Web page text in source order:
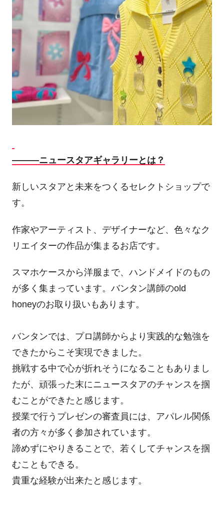
―――ニュースタアギャラリーとは？
新しいスタアと未来をつくるセレクトショップで
す。
作家やアーティスト、デザイナーなど、色々なク
リエイターの作品が集まるお店です。
スマホケースから洋服まで、ハンドメイドのもの
が多く集まっています。バンタン講師のold
honeyのお取り扱いもあります。
バンタンでは、プロ講師からより実践的な勉強を
できたからこそ実現できました。
挑戦する中で心が折れそうになることもありまし
たが、頑張った末にニュースタアのチャンスを掴
むことができたと感じます。
授業で行うプレゼンの審査員には、アパレル関係
者の方々が多く参加されています。
諦めずにやりきることで、若くしてチャンスを掴
むこともできる。
貴重な経験が出来たと感じます。